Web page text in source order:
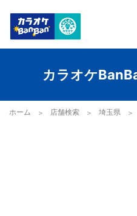
カラオケ
ホーム 店舗検索 埼玉県